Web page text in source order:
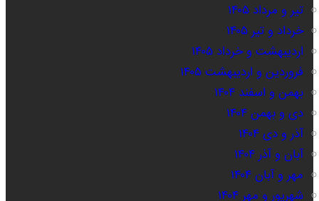
تیر و مرداد ۱۴۰۵
خرداد و تیر ۱۴۰۵
اردیبهشت و خرداد ۱۴۰۵
فروردین و اردیبهشت ۱۴۰۵
بهمن و اسفند ۱۴۰۴
دی و بهمن ۱۴۰۴
آذر و دی ۱۴۰۴
آبان و آذر ۱۴۰۴
مهر و آبان ۱۴۰۴
شهریور و مهر ۱۴۰۴